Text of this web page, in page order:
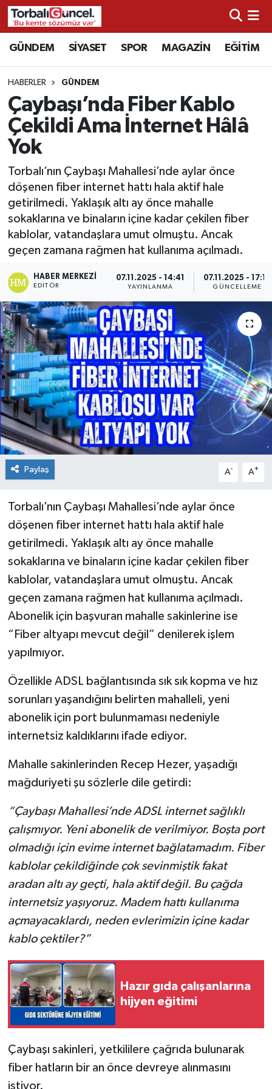
GÜNDEM SİYASET SPOR MAGAZİN EĞİTİM
HABERLER GÜNDEM
Çaybaşı’nda Fiber Kablo
Çekildi Ama İnternet Hâlâ
Yok
Torbalı’nın Çaybaşı Mahallesi’nde aylar önce
döşenen fiber internet hattı hala aktif hale
getirilmedi. Yaklaşık altı ay önce mahalle
sokaklarına ve binaların içine kadar çekilen fiber
kablolar, vatandaşlara umut olmuştu. Ancak
geçen zamana rağmen hat kullanıma açılmadı.
HABER MERKEZI
EDITÖR
07.11.2025 - 14:41
YAYINLANMA
07.11.2025 - 17:13
GÜNCELLEME
Paylaş A- A+
Torbalı’nın Çaybaşı Mahallesi’nde aylar önce
döşenen fiber internet hattı hala aktif hale
getirilmedi. Yaklaşık altı ay önce mahalle
sokaklarına ve binaların içine kadar çekilen fiber
kablolar, vatandaşlara umut olmuştu. Ancak
geçen zamana rağmen hat kullanıma açılmadı.
Abonelik için başvuran mahalle sakinlerine ise
“Fiber altyapı mevcut değil” denilerek işlem
yapılmıyor.
Özellikle ADSL bağlantısında sık sık kopma ve hız
sorunları yaşandığını belirten mahalleli, yeni
abonelik için port bulunmaması nedeniyle
internetsiz kaldıklarını ifade ediyor.
Mahalle sakinlerinden Recep Hezer, yaşadığı
mağduriyeti şu sözlerle dile getirdi:
“Çaybaşı Mahallesi’nde ADSL internet sağlıklı
çalışmıyor. Yeni abonelik de verilmiyor. Boşta port
olmadığı için evime internet bağlatamadım. Fiber
kablolar çekildiğinde çok sevinmiştik fakat
aradan altı ay geçti, hala aktif değil. Bu çağda
internetsiz yaşıyoruz. Madem hattı kullanıma
açmayacaklardı, neden evlerimizin içine kadar
kablo çektiler?”
Hazır gıda çalışanlarına
hijyen eğitimi
Çaybaşı sakinleri, yetkililere çağrıda bulunarak
fiber hatların bir an önce devreye alınmasını
istiyor.
İzmir Nöbetçi Eczaneler
İzmir Hava Durumu
İzmir Namaz Vakitleri
İzmir Trafik Yoğunluk Haritası
Süper Lig Puan Durumu ve Fikstür
Tüm Manşetler
Son Dakika Haberleri